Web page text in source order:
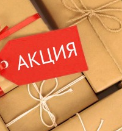
дрожжей и товары
на следующий день
возврату и обмену не